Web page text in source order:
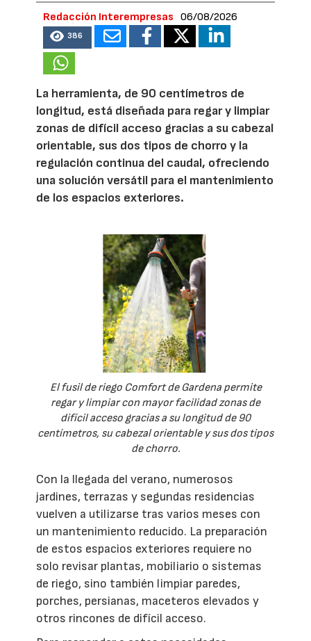
Redacción Interempresas 06/08/2026
386
La herramienta, de 90 centímetros de
longitud, está diseñada para regar y limpiar
zonas de difícil acceso gracias a su cabezal
orientable, sus dos tipos de chorro y la
regulación continua del caudal, ofreciendo
una solución versátil para el mantenimiento
de los espacios exteriores.
El fusil de riego Comfort de Gardena permite
regar y limpiar con mayor facilidad zonas de
difícil acceso gracias a su longitud de 90
centímetros, su cabezal orientable y sus dos tipos
de chorro.
Con la llegada del verano, numerosos
jardines, terrazas y segundas residencias
vuelven a utilizarse tras varios meses con
un mantenimiento reducido. La preparación
de estos espacios exteriores requiere no
solo revisar plantas, mobiliario o sistemas
de riego, sino también limpiar paredes,
porches, persianas, maceteros elevados y
otros rincones de difícil acceso.